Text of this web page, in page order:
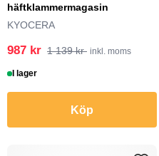
häftklammermagasin
KYOCERA
987 kr 1 139 kr inkl. moms
I lager
Köp